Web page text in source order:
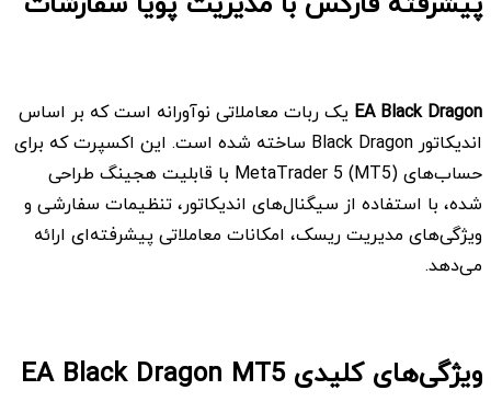
EA Black Dragon یک ربات معاملاتی نوآورانه است که بر اساس
اندیکاتور Black Dragon ساخته شده است. این اکسپرت که برای
حساب‌های MetaTrader 5 (MT5) با قابلیت هجینگ طراحی
شده، با استفاده از سیگنال‌های اندیکاتور، تنظیمات سفارشی و
ویژگی‌های مدیریت ریسک، امکانات معاملاتی پیشرفته‌ای ارائه
می‌دهد.
ویژگی‌های کلیدی EA Black Dragon MT5